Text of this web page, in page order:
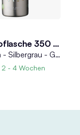
Thermoflasche 350 ml CAMPUS
H 20 cm - Silbergrau - Grün, Weiß - Edelstahl - Polypropylen - Silikon - 350 ml
2 - 4 Wochen